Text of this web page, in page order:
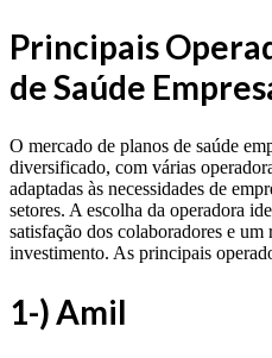
Principais
de Saúde
O mercado de planos de saúde
diversificado, com várias
adaptadas às necessidades de
setores. A escolha da operadora
satisfação dos colaboradores e
investimento. As principais
1-) Amil